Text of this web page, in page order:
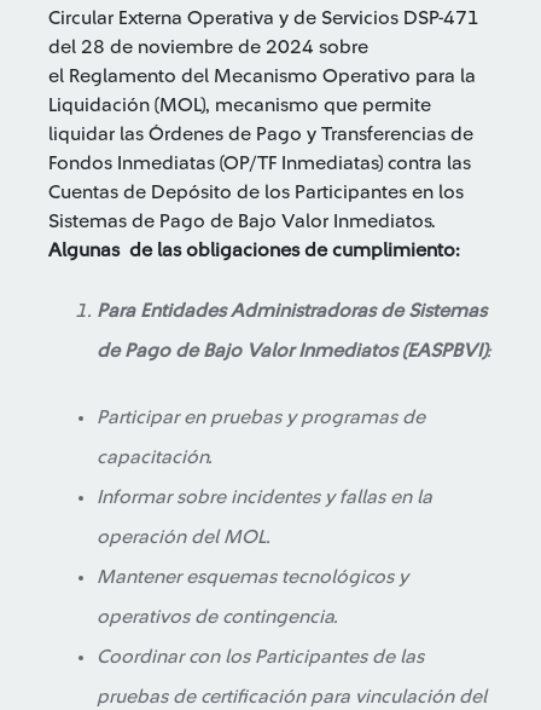
Circular Externa Operativa y de Servicios DSP-471
del 28 de noviembre de 2024 sobre
el Reglamento del Mecanismo Operativo para la
Liquidación (MOL), mecanismo que permite
liquidar las Órdenes de Pago y Transferencias de
Fondos Inmediatas (OP/TF Inmediatas) contra las
Cuentas de Depósito de los Participantes en los
Sistemas de Pago de Bajo Valor Inmediatos.
Algunas de las obligaciones de cumplimiento:
Para Entidades Administradoras de Sistemas
de Pago de Bajo Valor Inmediatos (EASPBVI):
Participar en pruebas y programas de
capacitación.
Informar sobre incidentes y fallas en la
operación del MOL.
Mantener esquemas tecnológicos y
operativos de contingencia.
Coordinar con los Participantes de las
pruebas de certificación para vinculación del